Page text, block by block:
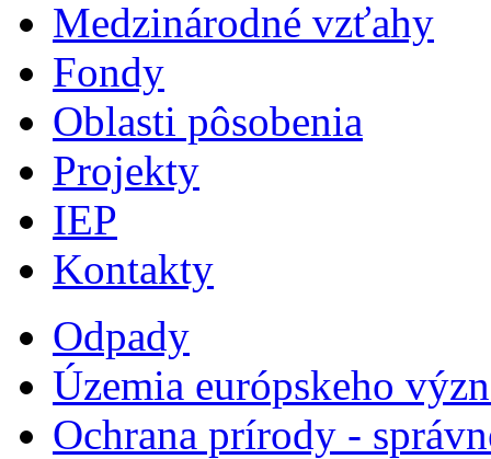
Medzinárodné vzťahy
Fondy
Oblasti pôsobenia
Projekty
IEP
Kontakty
Odpady
Územia európskeho
Ochrana prírody -